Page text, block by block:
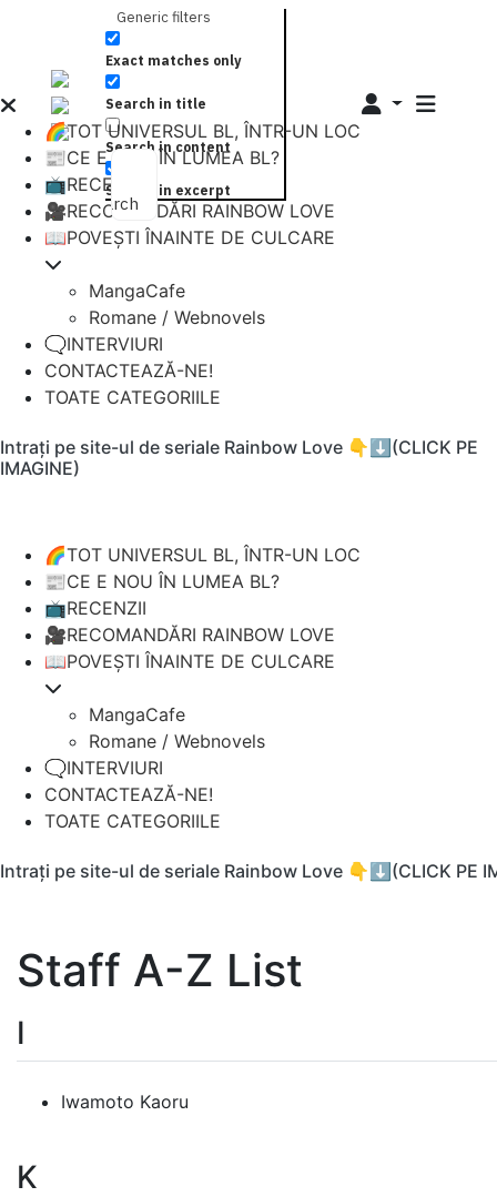
Search
Generic filters
Exact matches only
Search in title
Search in content
Search in excerpt
🌈TOT UNIVERSUL BL, ÎNTR-UN LOC
📰CE E NOU ÎN LUMEA BL?
📺RECENZII
🎥RECOMANDĂRI RAINBOW LOVE
📖POVEȘTI ÎNAINTE DE CULCARE
MangaCafe
Romane / Webnovels
🗨️INTERVIURI
CONTACTEAZĂ-NE!
TOATE CATEGORIILE
Intrați pe site-ul de seriale Rainbow Love 👇⬇️(CLICK PE
IMAGINE)
🌈TOT UNIVERSUL BL, ÎNTR-UN LOC
📰CE E NOU ÎN LUMEA BL?
📺RECENZII
🎥RECOMANDĂRI RAINBOW LOVE
📖POVEȘTI ÎNAINTE DE CULCARE
MangaCafe
Romane / Webnovels
🗨️INTERVIURI
CONTACTEAZĂ-NE!
TOATE CATEGORIILE
Intrați pe site-ul de seriale Rainbow Love 👇⬇️(CLICK PE
Staff A-Z List
I
Iwamoto Kaoru
K